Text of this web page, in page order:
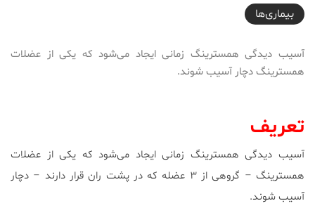
2017-10-19T16:15:38+03:30
بیماری‌ها
آسیب دیدگی همسترینگ زمانی ایجاد می‌شود که یکی از عضلات
همسترینگ دچار آسیب شوند.
تعریف
آسیب دیدگی همسترینگ زمانی ایجاد می‌شود که یکی از عضلات
همسترینگ – گروهی از ۳ عضله که در پشت ران قرار دارند – دچار
آسیب شوند.